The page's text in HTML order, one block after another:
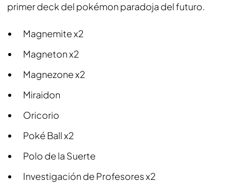
primer deck del pokémon paradoja del futuro.
Magnemite x2
Magneton x2
Magnezone x2
Miraidon
Oricorio
Poké Ball x2
Polo de la Suerte
Investigación de Profesores x2